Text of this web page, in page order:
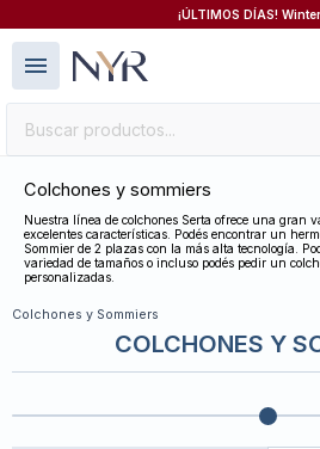
¡ÚLTIMOS DÍAS!
menu
Colchones y sommiers
Nuestra línea de colchones Serta ofrece una gran
excelentes características. Podés encontrar un
Sommier de 2 plazas con la más alta tecnología.
variedad de tamaños o incluso podés pedir un
personalizadas.
Colchones y Sommiers
COLCHONES Y
close